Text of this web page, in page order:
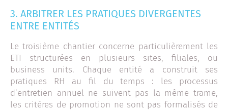
3. ARBITRER LES PRATIQUES DIVERGENTES
ENTRE ENTITÉS
Le troisième chantier concerne particulièrement les
ETI structurées en plusieurs sites, filiales, ou
business units. Chaque entité a construit ses
pratiques RH au fil du temps : les processus
d’entretien annuel ne suivent pas la même trame,
les critères de promotion ne sont pas formalisés de